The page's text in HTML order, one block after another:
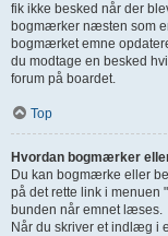
fik ikke besked når der
bogmærker næsten som
bogmærket emne
du modtage en besked
forum på boardet.
Top
Hvordan bogmærker
Du kan bogmærke eller
på det rette link i
bunden når emnet læses.
Når du skriver et indlæg i